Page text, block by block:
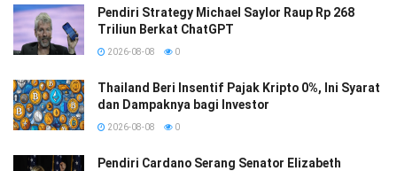
Pendiri Strategy Michael Saylor Raup Rp 268
Triliun Berkat ChatGPT
2026-08-08 0
Thailand Beri Insentif Pajak Kripto 0%, Ini Syarat
dan Dampaknya bagi Investor
2026-08-08 0
Pendiri Cardano Serang Senator Elizabeth